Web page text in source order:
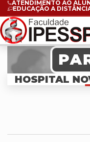
ATENDIMENTO AO
EDUCAÇÃO A
HOSPITAL